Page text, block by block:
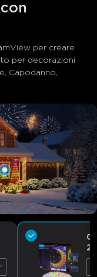
per creare
per decorazioni
Capodanno,
2